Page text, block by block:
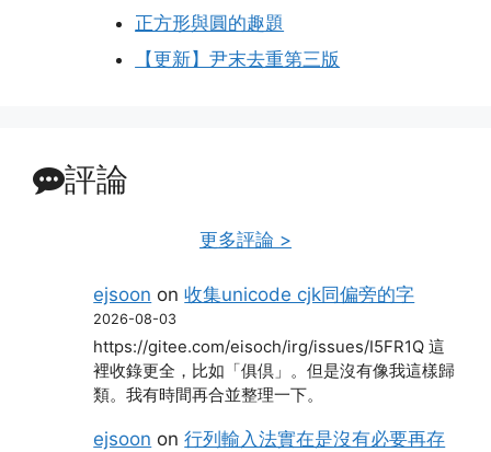
正方形與圓的趣題
【更新】尹末去重第三版
評論
更多評論 >
ejsoon on收集unicode cjk同偏旁的字
2026-08-03
https://gitee.com/eisoch/irg/issues/I5FR1Q 這
裡收錄更全，比如「俱倶」。但是沒有像我這樣歸
類。我有時間再合並整理一下。
ejsoon on行列輸入法實在是沒有必要再存